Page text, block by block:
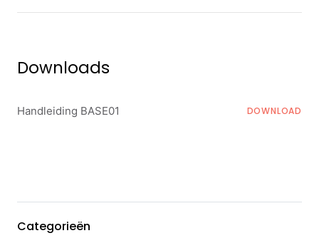
Downloads
Handleiding BASE01 DOWNLOAD
Categorieën